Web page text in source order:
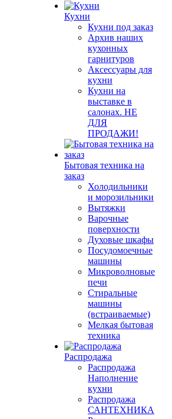
Кухни
Кухни под заказ
Архив наших
кухонных
гарнитуров
Аксессуары для
кухни
Кухни на
выставке в
салонах. НЕ
ДЛЯ
ПРОДАЖИ!
Бытовая техника на
заказ
Холодильники
и морозильники
Вытяжки
Варочные
поверхности
Духовые шкафы
Посудомоечные
машины
Микроволновые
печи
Стиральные
машины
(встраиваемые)
Мелкая бытовая
техника
Распродажа
Распродажа
Наполнение
кухни
Распродажа
САНТЕХНИКА